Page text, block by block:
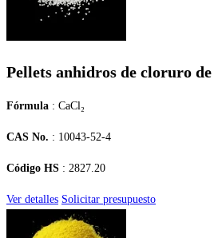
Pellets anhidros de cloruro
Fórmula : CaCl₂
CAS No. : 10043-52-4
Código HS : 2827.20
Ver detalles Solicitar presupuesto